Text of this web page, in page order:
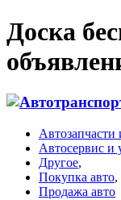
Доска
Автосервис и
Другое,
Покупка авто,
Продажа авто